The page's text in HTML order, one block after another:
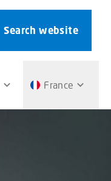
Search website
France